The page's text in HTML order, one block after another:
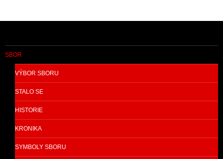
SBOR
VÝBOR SBORU
STALO SE
HISTORIE
KRONIKA
SYMBOLY SBORU